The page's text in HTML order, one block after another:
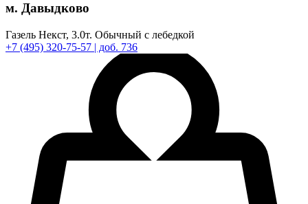
м. Давыдково
Газель Некст, 3.0т. Обычный с лебедкой
+7 (495) 320-75-57 | доб. 736